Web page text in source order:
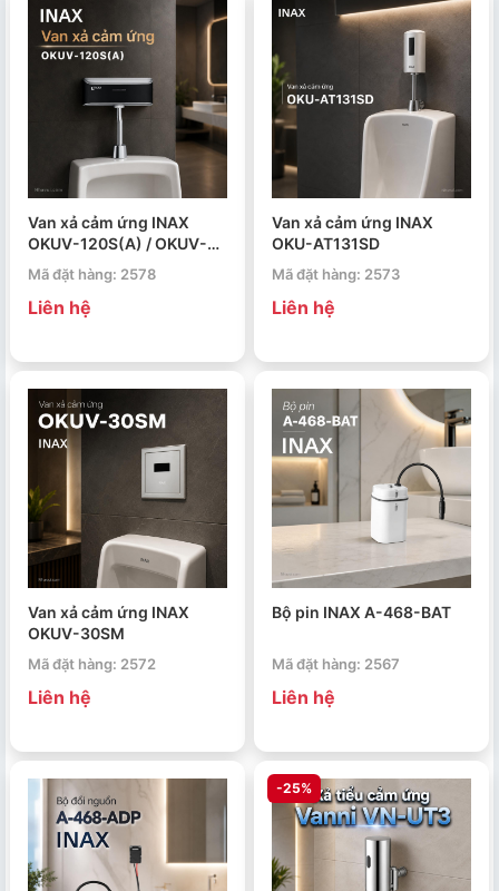
Van xả cảm ứng INAX
OKUV-120S(A) / OKUV-
120S(B)
Mã đặt hàng: 2578
Liên hệ
Van xả cảm ứng INAX
OKU-AT131SD
Mã đặt hàng: 2573
Liên hệ
Van xả cảm ứng INAX
OKUV-30SM
Mã đặt hàng: 2572
Liên hệ
Bộ pin INAX A-468-BAT
Mã đặt hàng: 2567
Liên hệ
-25%